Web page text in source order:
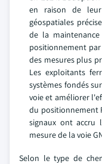
en raison de
géospatiales
de la
positionnement
des mesures plus
Les exploitants
systèmes fondés
voie et améliorer
du positionnement
signaux ont accru
mesure de la voie
Selon le type de